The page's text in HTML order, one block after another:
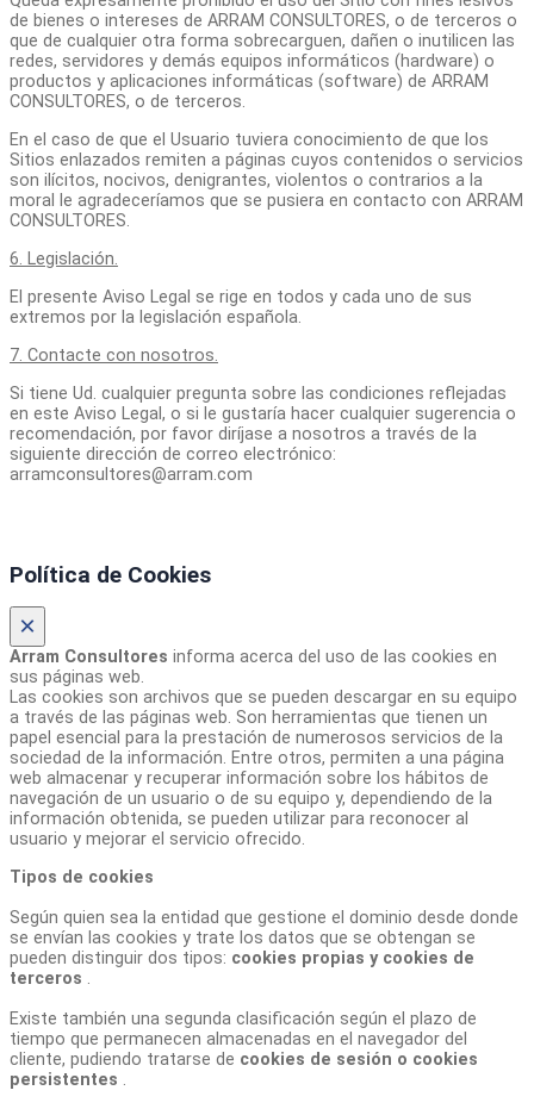
de bienes o intereses de ARRAM CONSULTORES, o de terceros o
que de cualquier otra forma sobrecarguen, dañen o inutilicen las
redes, servidores y demás equipos informáticos (hardware) o
productos y aplicaciones informáticas (software) de ARRAM
CONSULTORES, o de terceros.
En el caso de que el Usuario tuviera conocimiento de que los
Sitios enlazados remiten a páginas cuyos contenidos o servicios
son ilícitos, nocivos, denigrantes, violentos o contrarios a la
moral le agradeceríamos que se pusiera en contacto con ARRAM
CONSULTORES.
6. Legislación.
El presente Aviso Legal se rige en todos y cada uno de sus
extremos por la legislación española.
7. Contacte con nosotros.
Si tiene Ud. cualquier pregunta sobre las condiciones reflejadas
en este Aviso Legal, o si le gustaría hacer cualquier sugerencia o
recomendación, por favor diríjase a nosotros a través de la
siguiente dirección de correo electrónico:
arramconsultores@arram.com
Política de Cookies
×
Arram Consultores informa acerca del uso de las cookies en
sus páginas web.
Las cookies son archivos que se pueden descargar en su equipo
a través de las páginas web. Son herramientas que tienen un
papel esencial para la prestación de numerosos servicios de la
sociedad de la información. Entre otros, permiten a una página
web almacenar y recuperar información sobre los hábitos de
navegación de un usuario o de su equipo y, dependiendo de la
información obtenida, se pueden utilizar para reconocer al
usuario y mejorar el servicio ofrecido.
Tipos de cookies
Según quien sea la entidad que gestione el dominio desde donde
se envían las cookies y trate los datos que se obtengan se
pueden distinguir dos tipos: cookies propias y cookies de
terceros .
Existe también una segunda clasificación según el plazo de
tiempo que permanecen almacenadas en el navegador del
cliente, pudiendo tratarse de cookies de sesión o cookies
persistentes .